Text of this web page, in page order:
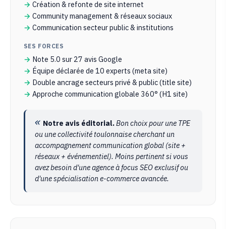
Création & refonte de site internet
Community management & réseaux sociaux
Communication secteur public & institutions
SES FORCES
Note 5.0 sur 27 avis Google
Équipe déclarée de 10 experts (meta site)
Double ancrage secteurs privé & public (title site)
Approche communication globale 360° (H1 site)
Notre avis éditorial.Bon choix pour une TPE
ou une collectivité toulonnaise cherchant un
accompagnement communication global (site +
réseaux + événementiel). Moins pertinent si vous
avez besoin d'une agence à focus SEO exclusif ou
d'une spécialisation e-commerce avancée.